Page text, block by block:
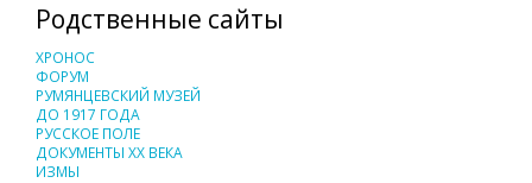
Родственные сайты
ХРОНОС
ФОРУМ
РУМЯНЦЕВСКИЙ МУЗЕЙ
ДО 1917 ГОДА
РУССКОЕ ПОЛЕ
ДОКУМЕНТЫ XX ВЕКА
ИЗМЫ